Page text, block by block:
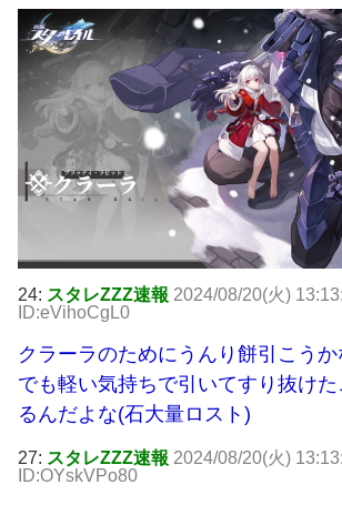
24: スタレZZZ速報 2024/08/20(火)
ID:eVihoCgL0
クラーラのためにうんり餅引こうか
でも軽い気持ちで引いてすり抜け
るんだよな(石大量ロスト)
27: スタレZZZ速報 2024/08/20(火)
ID:OYskVPo80